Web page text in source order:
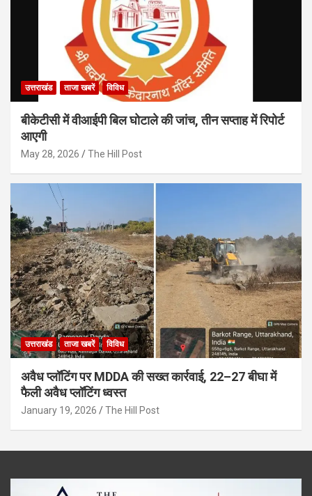
उत्तराखंड ताजा खबरें विविध
बीकेटीसी में वीआईपी बिल घोटाले की जांच, तीन सप्ताह में रिपोर्ट
आएगी
May 28, 2026 The Hill Post
उत्तराखंड ताजा खबरें विविध
अवैध प्लॉटिंग पर MDDA की सख्त कार्रवाई, 22–27 बीघा में
फैली अवैध प्लॉटिंग ध्वस्त
January 19, 2026 The Hill Post